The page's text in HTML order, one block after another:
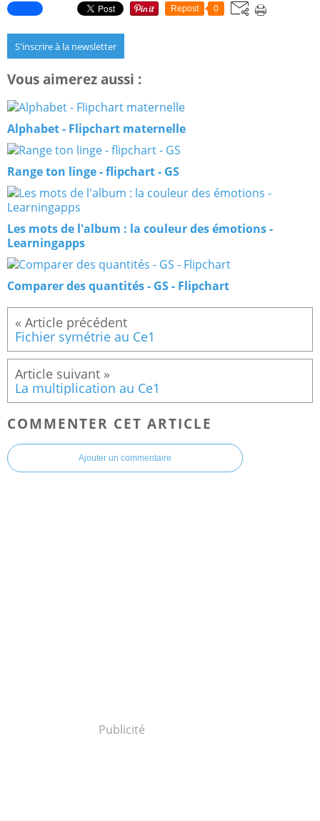
Repost 0
S'inscrire à la newsletter
Vous aimerez aussi :
Alphabet - Flipchart maternelle
Range ton linge - flipchart - GS
Les mots de l'album : la couleur des émotions -
Learningapps
Comparer des quantités - GS - Flipchart
Fichier symétrie au Ce1
La multiplication au Ce1
COMMENTER CET ARTICLE
Ajouter un commentaire
Publicité